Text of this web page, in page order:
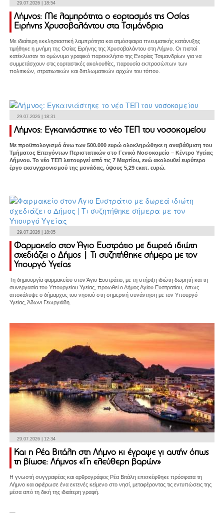
29.07.2026 | 18:54
Λήμνος: Με λαμπρότητα ο εορτασμός της Οσίας
Ειρήνης Χρυσοβαλάντου στα Τσιμάνδρια
Με ιδιαίτερη εκκλησιαστική λαμπρότητα και ατμόσφαιρα πνευματικής κατάνυξης
τιμήθηκε η μνήμη της Οσίας Ειρήνης της Χρυσοβαλάντου στη Λήμνο. Οι πιστοί
κατέκλυσαν το ομώνυμο γραφικό παρεκκλήσιο της Ενορίας Τσιμανδρίων για να
συμμετάσχουν στις εορταστικές ακολουθίες, παρουσία εκπροσώπων των
πολιτικών, στρατιωτικών και διπλωματικών αρχών του τόπου.
29.07.2026 | 18:31
Λήμνος: Εγκαινιάστηκε το νέο ΤΕΠ του νοσοκομείου
Με προϋπολογισμό άνω των 500.000 ευρώ ολοκληρώθηκε η αναβάθμιση του
Τμήματος Επειγόντων Περιστατικών στο Γενικό Νοσοκομείο – Κέντρο Υγείας
Λήμνου. Το νέο ΤΕΠ λειτουργεί από τις 7 Μαρτίου, ενώ ακολουθεί ευρύτερο
έργο εκσυγχρονισμού της μονάδας, ύψους 5,29 εκατ. ευρώ.
29.07.2026 | 18:05
Φαρμακείο στον Άγιο Ευστράτιο με δωρεά ιδιώτη
σχεδιάζει ο Δήμος | Τι συζητήθηκε σήμερα με τον
Υπουργό Υγείας
Τη δημιουργία φαρμακείου στον Άγιο Ευστράτιο, με τη στήριξη ιδιώτη δωρητή και τη
συνεργασία του Υπουργείου Υγείας, προωθεί ο Δήμος Αγίου Ευστρατίου, όπως
αποκάλυψε ο δήμαρχος του νησιού στη σημερινή συνάντηση με τον Υπουργό
Υγείας, Άδωνι Γεωργιάδη.
29.07.2026 | 12:34
Και η Ρέα Βιτάλη στη Λήμνο κι έγραψε γι αυτήν όπως
τη βίωσε: Λήμνος «Γη ελεύθερη βαρών»
Η γνωστή συγγραφέας και αρθρογράφος Ρέα Βιτάλη επισκέφθηκε πρόσφατα τη
Λήμνο και αφιέρωσε ένα εκτενές κείμενο στο νησί, μεταφέροντας τις εντυπώσεις της
μέσα από τη δική της ιδιαίτερη γραφή.